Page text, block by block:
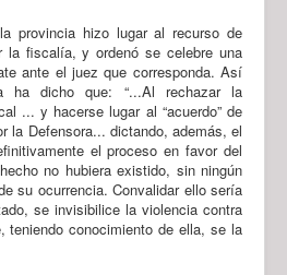
provincia hizo lugar al recurso de
la fiscalía, y ordenó se celebre una
ante el juez que corresponda. Así
ha dicho que: “...Al rechazar la
... y hacerse lugar al “acuerdo” de
la Defensora... dictando, además, el
el proceso en favor del
no hubiera existido, sin ningún
su ocurrencia. Convalidar ello sería
se invisibilice la violencia contra
teniendo conocimiento de ella, se la